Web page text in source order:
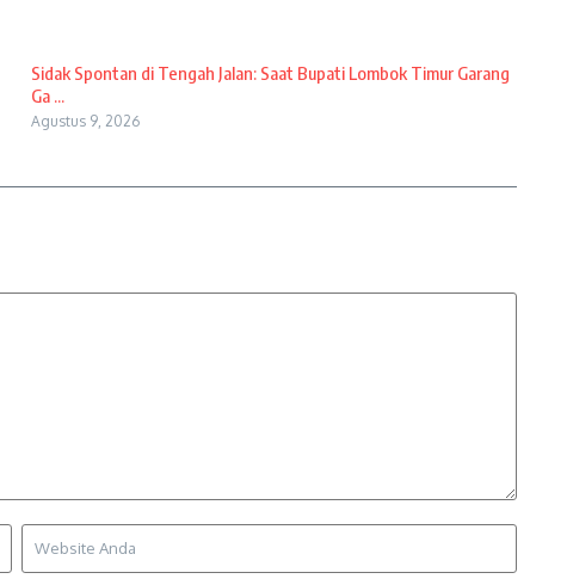
Sidak Spontan di Tengah Jalan: Saat Bupati Lombok Timur Garang
Ga ...
Agustus 9, 2026